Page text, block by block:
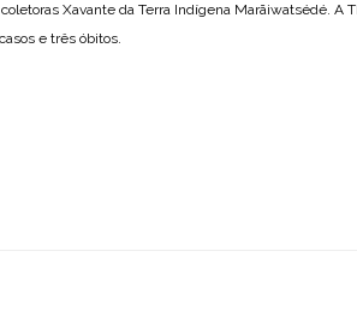
Xavante da Terra Indígena Marãiwatsédé. A
e três óbitos.